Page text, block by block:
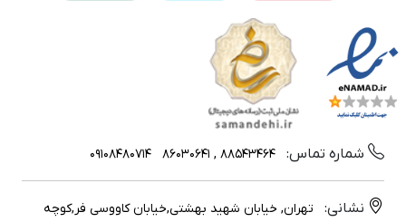
شماره تماس: 88543464 , 86030641
09108480714
نشانی: تهران, خیابان شهید بهشتی,خیابان کاووسی فر,کوچه